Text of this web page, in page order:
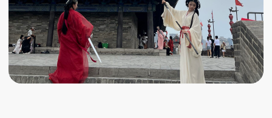
перекуса отправимся на экскурсию в
самое сердце Китая.
Посетим площадь Тяньаньмэнь и
прогуляемся по территории Запретного
императорского дворца. Узнаем об
истории основания Пекина и о династиях,
которые жили во дворце.